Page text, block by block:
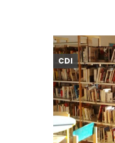
CDI